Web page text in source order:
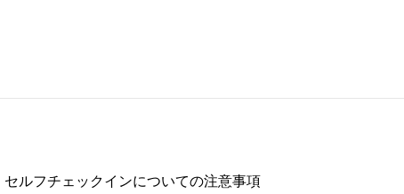
セルフチェックインについての注意事項